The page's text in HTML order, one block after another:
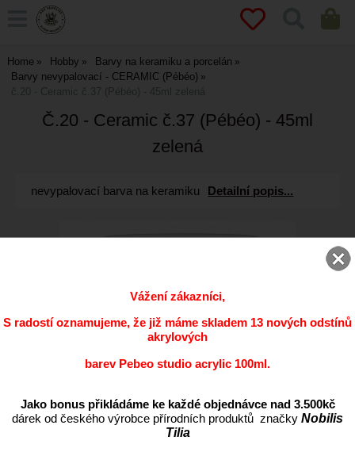
Home Hobby
Barvy na keramiku a porcelán
Barvy nevypalovací - CERAMIC (Pébéo)
č.20 - Ceramic č.37 (Pébéo) - 45ml zelená
Č.20 - Ceramic č.37 (Pébéo) - 45ml
zelená
nevypalovací barva na keramiku Detailní popis...
Vážení zákazníci,
S radostí oznamujeme, že již máme skladem 13 nových odstínů
akrylových
barev Pebeo studio acrylic 100ml.
Jako bonus přikládáme ke každé objednávce nad 3.500kč
dárek od českého výrobce přírodních produktů značky Nobilis
Tilia